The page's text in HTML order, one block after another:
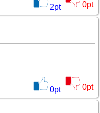
2pt 0pt
0pt 0pt